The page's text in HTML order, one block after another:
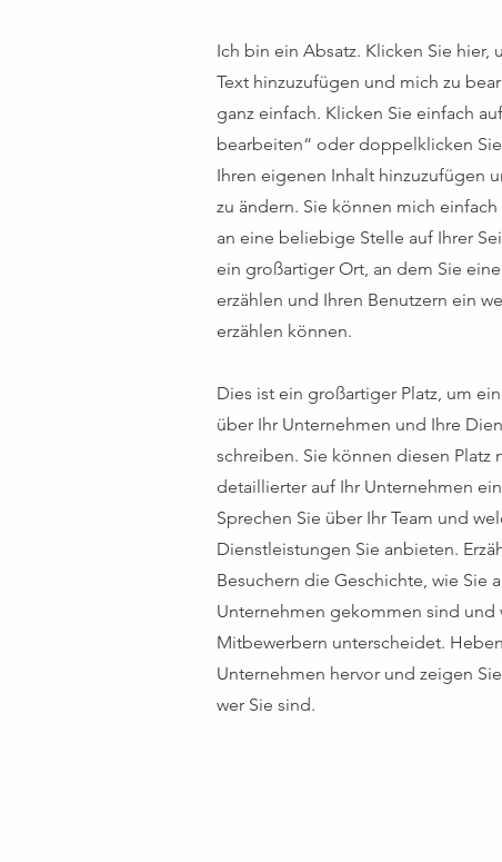
Ich bin ein Absatz. Klicken Sie hier,
Text hinzuzufügen und mich zu
ganz einfach. Klicken Sie einfach
bearbeiten“ oder doppelklicken
Ihren eigenen Inhalt hinzuzufügen
zu ändern. Sie können mich
an eine beliebige Stelle auf Ihrer
ein großartiger Ort, an dem Sie
erzählen und Ihren Benutzern ein
erzählen können.
Dies ist ein großartiger Platz, um
über Ihr Unternehmen und Ihre
schreiben. Sie können diesen Platz
detaillierter auf Ihr Unternehmen
Sprechen Sie über Ihr Team und
Dienstleistungen Sie anbieten.
Besuchern die Geschichte, wie Sie
Unternehmen gekommen sind und
Mitbewerbern unterscheidet.
Unternehmen hervor und zeigen
wer Sie sind.